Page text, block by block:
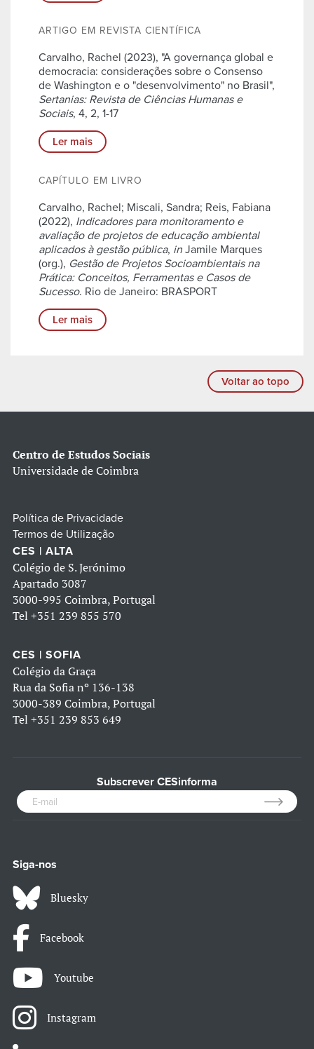
ARTIGO EM REVISTA CIENTÍFICA
Carvalho, Rachel (2023), "A governança global e
democracia: considerações sobre o Consenso
de Washington e o "desenvolvimento" no Brasil",
Sertanias: Revista de Ciências Humanas e
Sociais, 4, 2, 1-17
Ler mais
CAPÍTULO EM LIVRO
Carvalho, Rachel; Miscali, Sandra; Reis, Fabiana
(2022), Indicadores para monitoramento e
avaliação de projetos de educação ambiental
aplicados à gestão pública, in Jamile Marques
(org.), Gestão de Projetos Socioambientais na
Prática: Conceitos, Ferramentas e Casos de
Sucesso. Rio de Janeiro: BRASPORT
Ler mais
Voltar ao topo
Centro de Estudos Sociais
Universidade de Coimbra
Política de Privacidade
Termos de Utilização
CES | ALTA
Colégio de S. Jerónimo
Apartado 3087
3000-995 Coimbra, Portugal
Tel +351 239 855 570
CES | SOFIA
Colégio da Graça
Rua da Sofia nº 136-138
3000-389 Coimbra, Portugal
Tel +351 239 853 649
Subscrever CESinforma
Siga-nos
Bluesky
Facebook
Youtube
Instagram